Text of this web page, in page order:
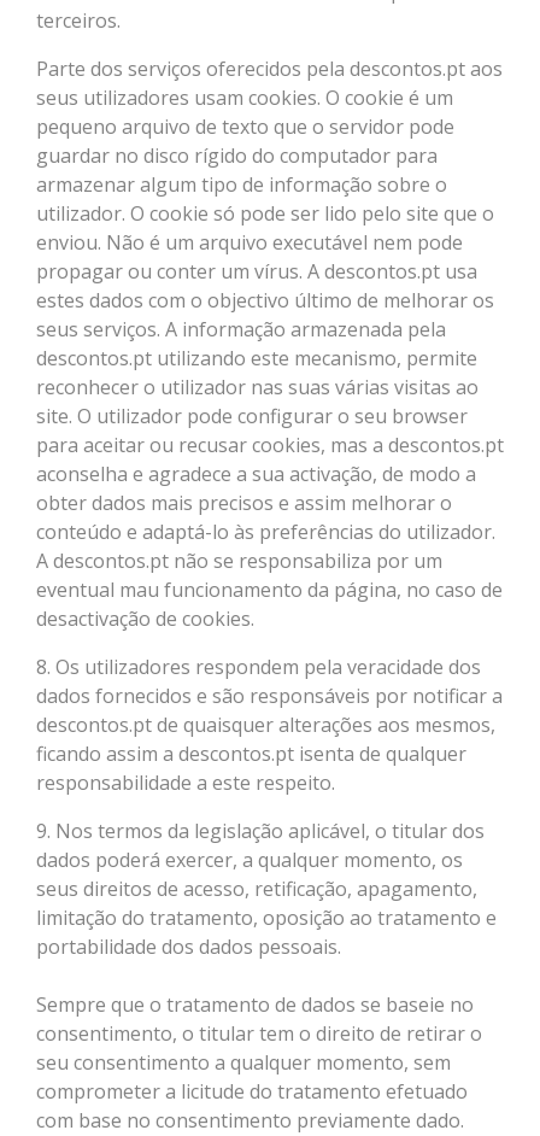
terceiros.
Parte dos serviços oferecidos pela descontos.pt aos
seus utilizadores usam cookies. O cookie é um
pequeno arquivo de texto que o servidor pode
guardar no disco rígido do computador para
armazenar algum tipo de informação sobre o
utilizador. O cookie só pode ser lido pelo site que o
enviou. Não é um arquivo executável nem pode
propagar ou conter um vírus. A descontos.pt usa
estes dados com o objectivo último de melhorar os
seus serviços. A informação armazenada pela
descontos.pt utilizando este mecanismo, permite
reconhecer o utilizador nas suas várias visitas ao
site. O utilizador pode configurar o seu browser
para aceitar ou recusar cookies, mas a descontos.pt
aconselha e agradece a sua activação, de modo a
obter dados mais precisos e assim melhorar o
conteúdo e adaptá-lo às preferências do utilizador.
A descontos.pt não se responsabiliza por um
eventual mau funcionamento da página, no caso de
desactivação de cookies.
8. Os utilizadores respondem pela veracidade dos
dados fornecidos e são responsáveis por notificar a
descontos.pt de quaisquer alterações aos mesmos,
ficando assim a descontos.pt isenta de qualquer
responsabilidade a este respeito.
9. Nos termos da legislação aplicável, o titular dos
dados poderá exercer, a qualquer momento, os
seus direitos de acesso, retificação, apagamento,
limitação do tratamento, oposição ao tratamento e
portabilidade dos dados pessoais.
Sempre que o tratamento de dados se baseie no
consentimento, o titular tem o direito de retirar o
seu consentimento a qualquer momento, sem
comprometer a licitude do tratamento efetuado
com base no consentimento previamente dado.